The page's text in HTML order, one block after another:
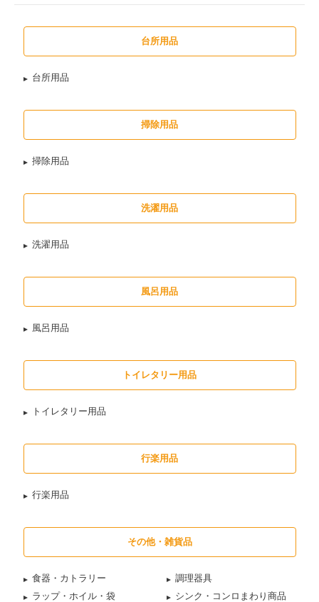
台所用品
台所用品
掃除用品
掃除用品
洗濯用品
洗濯用品
風呂用品
風呂用品
トイレタリー用品
トイレタリー用品
行楽用品
行楽用品
その他・雑貨品
食器・カトラリー
調理器具
ラップ・ホイル・袋
シンク・コンロまわり商品